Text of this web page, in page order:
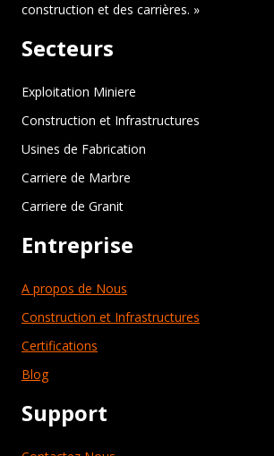
construction et des carrières. »
Secteurs
Exploitation Miniere
Construction et Infrastructures
Usines de Fabrication
Carriere de Marbre
Carriere de Granit
Entreprise
A propos de Nous
Construction et Infrastructures
Certifications
Blog
Support